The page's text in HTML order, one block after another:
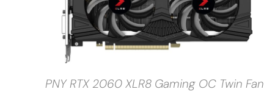
PNY RTX 2060 XLR8 Gaming OC Twin Fan